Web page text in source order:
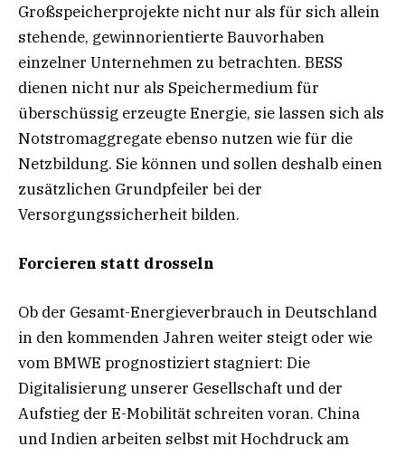
Großspeicherprojekte nicht nur als für sich allein
stehende, gewinnorientierte Bauvorhaben
einzelner Unternehmen zu betrachten. BESS
dienen nicht nur als Speichermedium für
überschüssig erzeugte Energie, sie lassen sich als
Notstromaggregate ebenso nutzen wie für die
Netzbildung. Sie können und sollen deshalb einen
zusätzlichen Grundpfeiler bei der
Versorgungssicherheit bilden.
Forcieren statt drosseln
Ob der Gesamt-Energieverbrauch in Deutschland
in den kommenden Jahren weiter steigt oder wie
vom BMWE prognostiziert stagniert: Die
Digitalisierung unserer Gesellschaft und der
Aufstieg der E-Mobilität schreiten voran. China
und Indien arbeiten selbst mit Hochdruck am